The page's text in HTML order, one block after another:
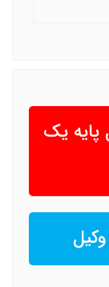
پایه یک